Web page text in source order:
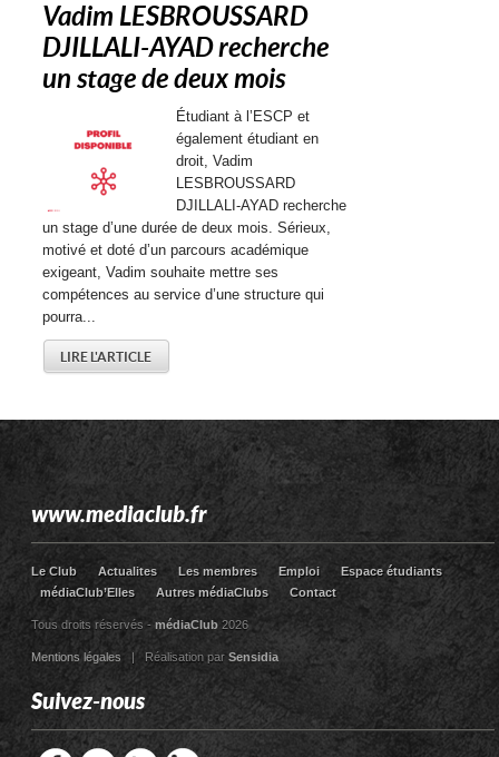
Vadim LESBROUSSARD
DJILLALI-AYAD recherche
un stage de deux mois
Étudiant à l’ESCP et
également étudiant en
droit, Vadim
LESBROUSSARD
DJILLALI-AYAD recherche
un stage d’une durée de deux mois. Sérieux,
motivé et doté d’un parcours académique
exigeant, Vadim souhaite mettre ses
compétences au service d’une structure qui
pourra...
LIRE L'ARTICLE
www.mediaclub.fr
Le Club Actualites Les membres Emploi
Espace étudiants
médiaClub’Elles
Autres médiaClubs Contact
Tous droits réservés -médiaClub 2026
Mentions légales| Réalisation parSensidia
Suivez-nous